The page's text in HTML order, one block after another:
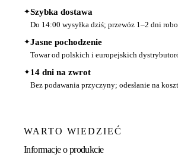
✦Szybka dostawa
Do 14:00 wysyłka dziś; przewóz 1–2 dni
✦Jasne pochodzenie
Towar od polskich i europejskich
✦14 dni na zwrot
Bez podawania przyczyny; odesłanie na
WARTO WIEDZIEĆ
Informacje o produkcie